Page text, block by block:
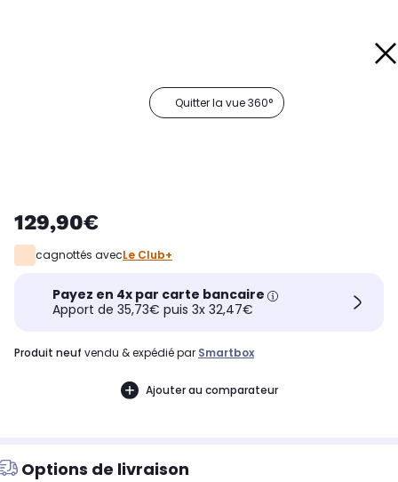
Quitter la vue 360°
129,90€
cagnottés avecLe Club+
Payez en 4x par carte bancaire
Apport de 35,73€ puis 3x 32,47€
produit neuf vendu & expédié par Smartbox
Ajouter au comparateur
Options de livraison